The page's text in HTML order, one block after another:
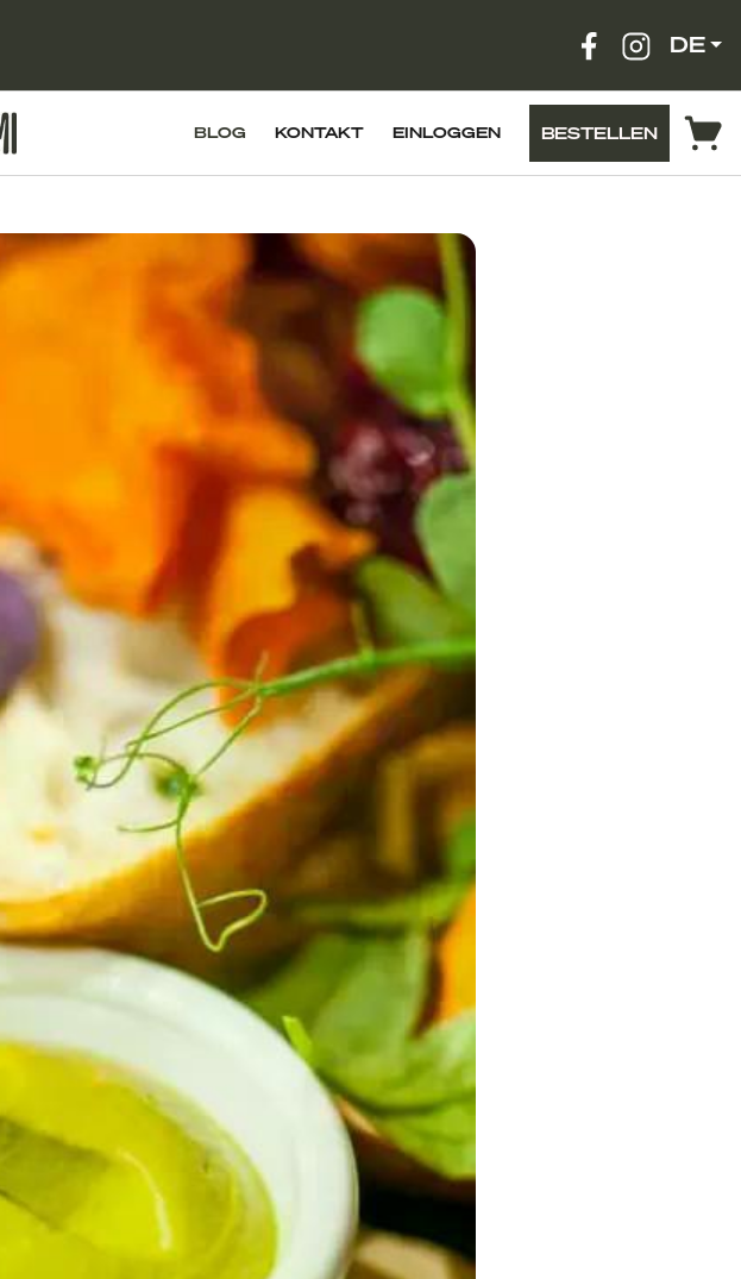
DE
BLOG KONTAKT EINLOGGEN BESTELLEN